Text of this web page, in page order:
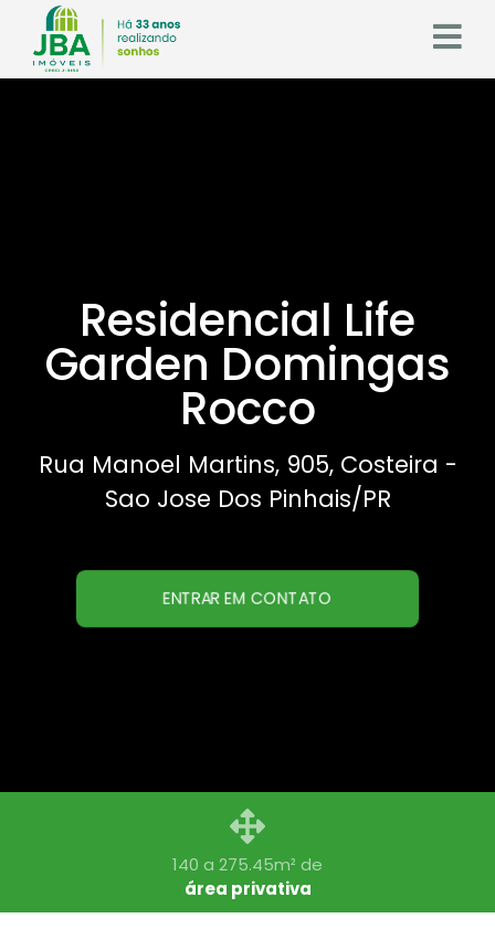
Residencial Life
Garden Domingas
Rocco
Rua Manoel Martins, 905, Costeira -
Sao Jose Dos Pinhais/PR
ENTRAR EM CONTATO
140 a 275.45m² de
área privativa